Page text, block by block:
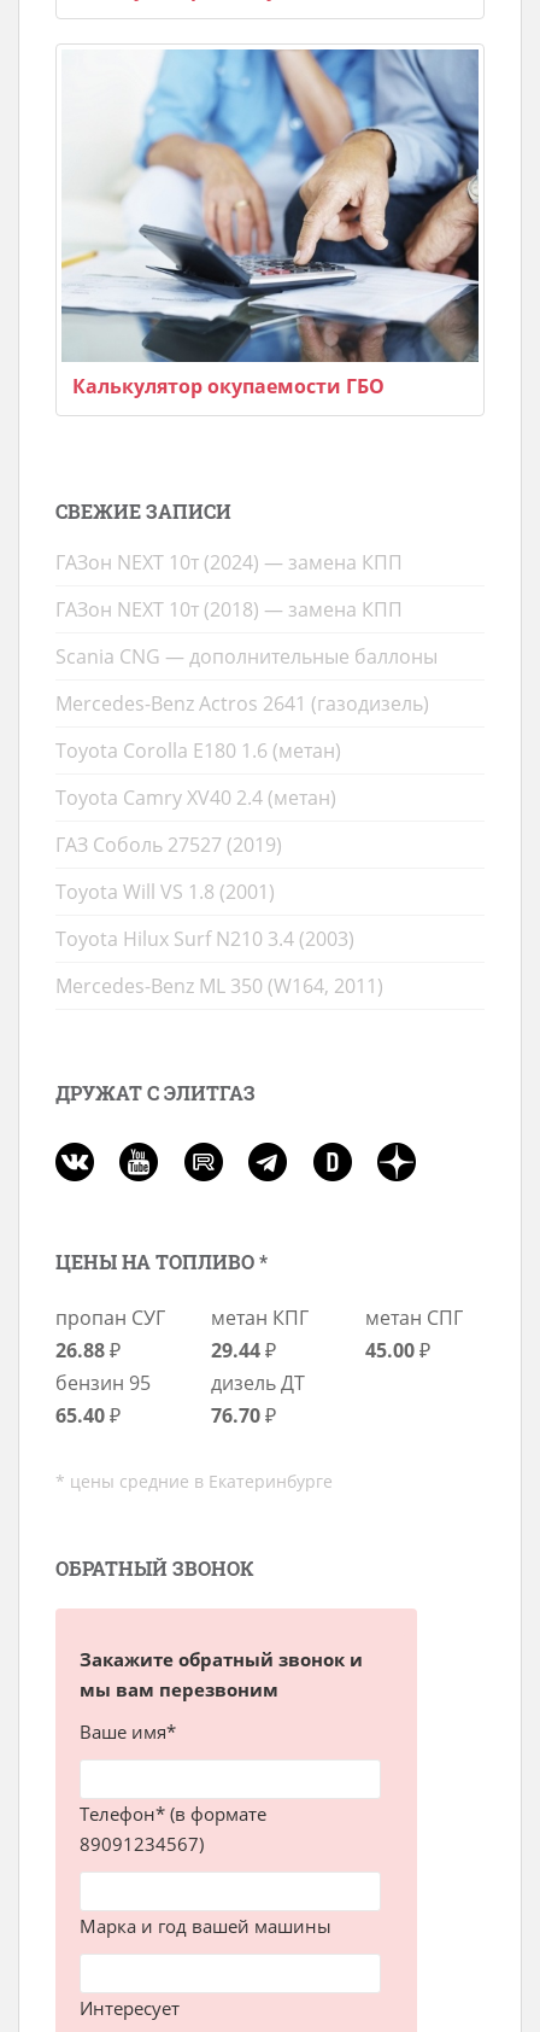
Калькулятор окупаемости ГБО
СВЕЖИЕ ЗАПИСИ
ГАЗон NEXT 10т (2024) — замена КПП
ГАЗон NEXT 10т (2018) — замена КПП
Scania CNG — дополнительные баллоны
Mercedes-Benz Actros 2641 (газодизель)
Toyota Corolla E180 1.6 (метан)
Toyota Camry XV40 2.4 (метан)
ГАЗ Соболь 27527 (2019)
Toyota Will VS 1.8 (2001)
Toyota Hilux Surf N210 3.4 (2003)
Mercedes-Benz ML 350 (W164, 2011)
ДРУЖАТ С ЭЛИТГАЗ
ЦЕНЫ НА ТОПЛИВО *
пропан СУГ
26.88₽
метан КПГ
29.44₽
метан СПГ
45.00₽
бензин 95
65.40₽
дизель ДТ
76.70₽
* цены средние в Екатеринбурге
ОБРАТНЫЙ ЗВОНОК
Закажите обратный звонок и
мы вам перезвоним
Ваше имя*
Телефон* (в формате
89091234567)
Марка и год вашей машины
Интересует